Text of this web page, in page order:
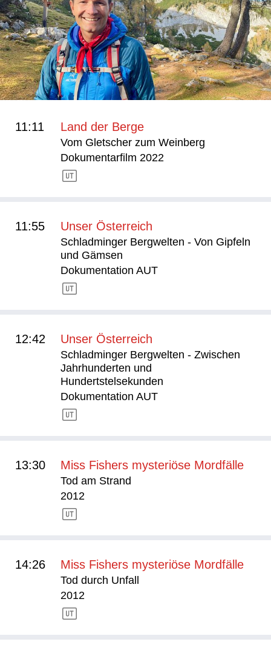
11:11 Land der Berge
Vom Gletscher zum Weinberg
Dokumentarfilm 2022
11:55 Unser Österreich
Schladminger Bergwelten - Von Gipfeln
und Gämsen
Dokumentation AUT
12:42 Unser Österreich
Schladminger Bergwelten - Zwischen
Jahrhunderten und
Hundertstelsekunden
Dokumentation AUT
13:30 Miss Fishers mysteriöse Mordfälle
Tod am Strand
2012
14:26 Miss Fishers mysteriöse Mordfälle
Tod durch Unfall
2012